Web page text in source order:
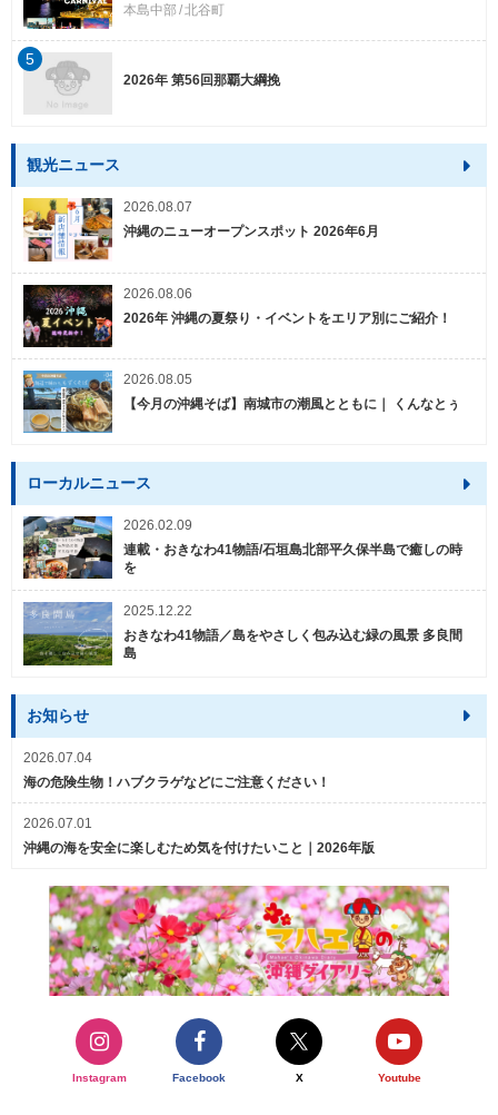
本島中部 北谷町
2026年 第56回那覇大綱挽
5
観光ニュース
2026.08.07
沖縄のニューオープンスポット 2026年6月
2026.08.06
2026年 沖縄の夏祭り・イベントをエリア別にご紹介！
2026.08.05
【今月の沖縄そば】南城市の潮風とともに｜ くんなとぅ
ローカルニュース
2026.02.09
連載・おきなわ41物語/石垣島北部平久保半島で癒しの時
を
2025.12.22
おきなわ41物語／島をやさしく包み込む緑の風景 多良間
島
お知らせ
2026.07.04
海の危険生物！ハブクラゲなどにご注意ください！
2026.07.01
沖縄の海を安全に楽しむため気を付けたいこと｜2026年版
Instagram Facebook X Youtube